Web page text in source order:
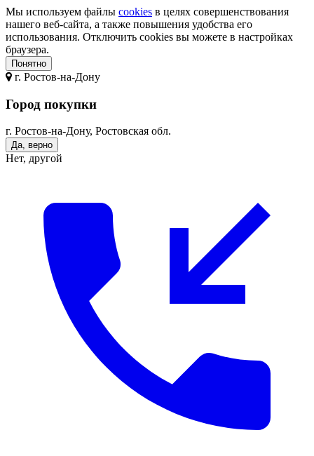
Мы используем файлы cookies в целях совершенствования
нашего веб-сайта, а также повышения удобства его
использования. Отключить cookies вы можете в настройках
браузера.
Понятно
г. Ростов-на-Дону
Город покупки
г. Ростов-на-Дону, Ростовская обл.
Да, верно
Нет, другой